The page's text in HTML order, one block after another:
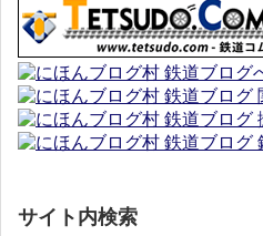
サイト内検索